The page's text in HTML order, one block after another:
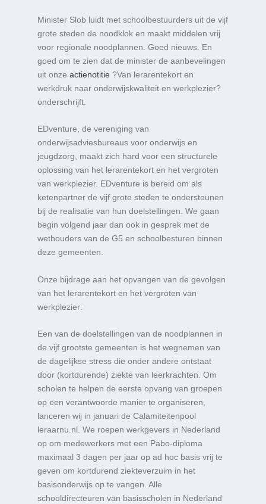
Minister Slob luidt met schoolbestuurders uit de vijf
grote steden de noodklok en maakt middelen vrij
voor regionale noodplannen. Goed nieuws. En
goed om te zien dat de minister de aanbevelingen
uit onze actienotitie ?Van lerarentekort en
werkdruk naar onderwijskwaliteit en werkplezier?
onderschrijft.
EDventure, de vereniging van
onderwijsadviesbureaus voor onderwijs en
jeugdzorg, maakt zich hard voor een structurele
oplossing van het lerarentekort en het vergroten
van werkplezier. EDventure is bereid om als
ketenpartner de vijf grote steden te ondersteunen
bij de realisatie van hun doelstellingen. We gaan
begin volgend jaar dan ook in gesprek met de
wethouders van de G5 en schoolbesturen binnen
deze gemeenten.
Onze bijdrage aan het opvangen van de gevolgen
van het lerarentekort en het vergroten van
werkplezier:
Een van de doelstellingen van de noodplannen in
de vijf grootste gemeenten is het wegnemen van
de dagelijkse stress die onder andere ontstaat
door (kortdurende) ziekte van leerkrachten. Om
scholen te helpen de eerste opvang van groepen
op een verantwoorde manier te organiseren,
lanceren wij in januari de Calamiteitenpool
leraarnu.nl. We roepen werkgevers in Nederland
op om medewerkers met een Pabo-diploma
maximaal 3 dagen per jaar op ad hoc basis vrij te
geven om kortdurend ziekteverzuim in het
basisonderwijs op te vangen. Alle
schooldirecteuren van basisscholen in Nederland